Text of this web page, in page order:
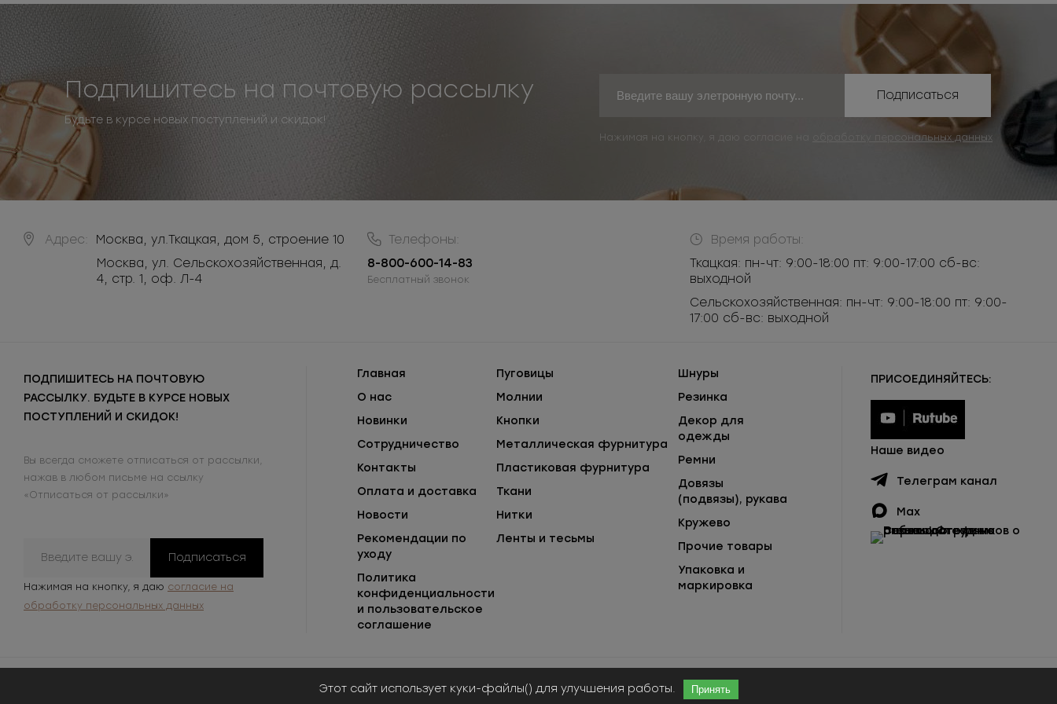
Подпишитесь на почтовую рассылку
Будьте в курсе новых поступлений и скидок!
Подписаться
Нажимая на кнопку, я даю согласие на обработку персональных данных
Адрес: Москва, ул.Ткацкая, дом 5, строение 10
Москва, ул. Сельскохозяйственная, д.
4, стр. 1, оф. Л-4
Телефоны:
8-800-600-14-83
Бесплатный звонок
Время работы:
Ткацкая: пн-чт: 9:00-18:00 пт: 9:00-17:00 сб-вс:
выходной
Сельскохозяйственная: пн-чт: 9:00-18:00 пт: 9:00-
17:00 сб-вс: выходной
ПОДПИШИТЕСЬ НА ПОЧТОВУЮ
РАССЫЛКУ. БУДЬТЕ В КУРСЕ НОВЫХ
ПОСТУПЛЕНИЙ И СКИДОК!
Вы всегда сможете отписаться от рассылки,
нажав в любом письме на ссылку
«Отписаться от рассылки»
Подписаться
Нажимая на кнопку, я даю согласие на
обработку персональных данных
Главная
О нас
Новинки
Сотрудничество
Контакты
Оплата и доставка
Новости
Рекомендации по
уходу
Политика
конфиденциальности
и пользовательское
соглашение
Пуговицы
Молнии
Кнопки
Металлическая фурнитура
Пластиковая фурнитура
Ткани
Нитки
Ленты и тесьмы
Шнуры
Резинка
Декор для
одежды
Ремни
Довязы
(подвязы), рукава
Кружево
Прочие товары
Упаковка и
маркировка
ПРИСОЕДИНЯЙТЕСЬ:
Наше видео
Телеграм канал
Max
Публичная оферта © ООО «Сержио Стефано», 2026
Этот сайт использует куки-файлы() для улучшения работы. Принять